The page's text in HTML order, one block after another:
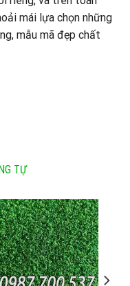
mái lựa chọn những
mẫu mã đẹp chất
TỰ